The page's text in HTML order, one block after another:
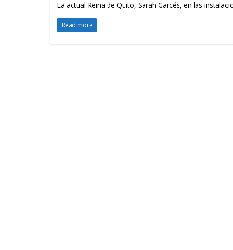
La actual Reina de Quito, Sarah Garcés, en las
Read more